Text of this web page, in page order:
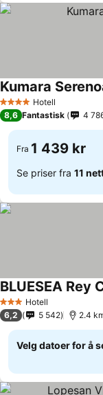
4 StjernerHotell
Kumara
8,6 Fantastisk 4
Fra 1 439 kr
Se priser fra 11
3 StjernerHotell
BLUESEA Rey
6,2 5 542 2.4
Velg datoer for å